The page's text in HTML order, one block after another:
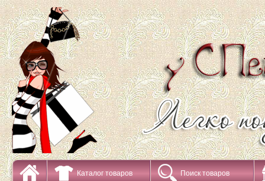
Каталог товаров Поиск товаров